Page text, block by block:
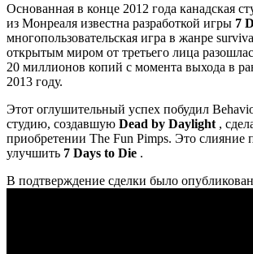
Основанная в конце 2012 года канадская
из Монреаля известна разработкой игры 7
многопользовательская игра в жанре
открытым миром от третьего лица
20 миллионов копий с момента выхода в
2013 году.
Этот оглушительный успех побудил
студию, создавшую Dead by Daylight ,
приобретении The Fun Pimps. Это слияние
улучшить 7 Days to Die .
В подтверждение сделки было